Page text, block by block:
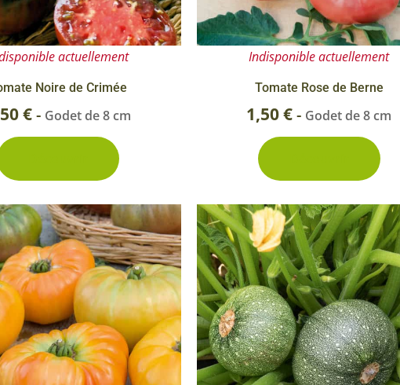
actuellement
Noire de Crimée
€- Godet de 8 cm
Indisponible actuellement
Tomate Rose de Berne
1,50€- Godet de 8 cm